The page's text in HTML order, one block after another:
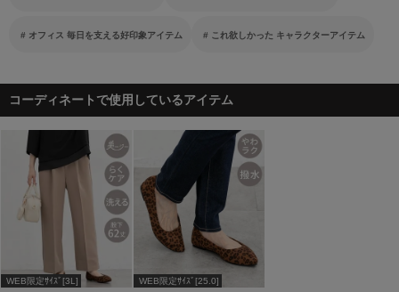
オフィス 毎日を支える好印象アイテム これ欲しかった キャラクターアイテム
コーディネートで使用しているアイテム
WEB限定ｻｲｽﾞ[3L]
WEB限定ｻｲｽﾞ[25.0]